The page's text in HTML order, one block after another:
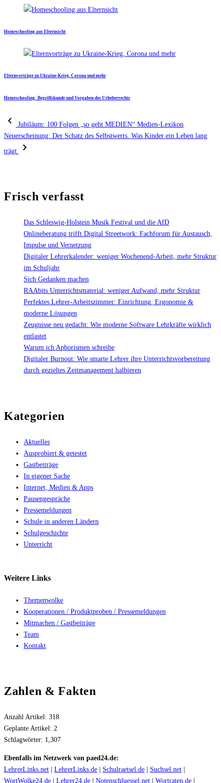
Homeschooling aus Elternsicht
Elternvorträge zu Ukraine-Krieg, Corona und mehr
Homeschooling: Begriffskunde und Vorgaben des Urheberrechts
Jubiläum: 100 Folgen „so geht MEDIEN“ Medien-Lexikon
Neuerscheinung: Der Schatz des Selbstwerts. Was Kinder ein Leben lang
trägt
Frisch verfasst
Das Schleswig-Holstein Musik Festival und die AfD
Onlineberatung trifft Digital Streetwork: Fachforum für Austausch,
Impulse und Vernetzung
Digitaler Lehrerkalender: weniger Wochenend-Arbeit, mehr Struktur
im Schuljahr
Sich Gedanken machen
RAAbits Unterrichtsmaterial: weniger Aufwand, mehr Struktur
Perfektes Lehrer-Arbeitszimmer: Einrichtung, Ergonomie &
moderne Lösungen
Zeugnisse neu gedacht: Wie moderne Software Lehrkräfte wirklich
entlastet
Warum ich Aphorismen schreibe
Digitaler Burnout: Wie smarte Lehrer ihre Unterrichtsvorbereitung
durch gezieltes Zeitmanagement halbieren
Kategorien
Aktuelles
Ausprobiert & getestet
Gastbeiträge
In eigener Sache
Internet, Medien & Apps
Pausengespräche
Pressemeldungen
Schule in anderen Ländern
Schulgeschichte
Unterricht
Weitere Links
Themenwolke
Kooperationen / Produktproben / Pressemeldungen
Mitmachen / Gastbeiträge
Team
Kontakt
Zahlen & Fakten
Anzahl Artikel: 318
Geplante Artikel: 2
Schlagwörter: 1,307
Ebenfalls im Netzwerk von paed24.de:
LehrerLinks.net
LehrerLinks.de Schulraetsel.de Suchsel.net
WortWolke24.de
Lehrer24.de Notenschluessel.net Wortraten.de